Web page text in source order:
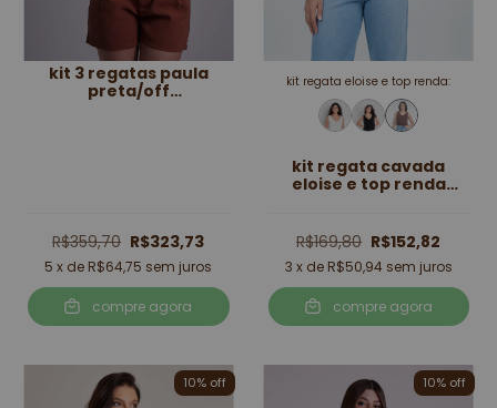
kit 3 regatas paula
preta/off
R$359,70 R$323,73
5 x de R$64,75 sem juros
compre agora
kit regata eloise e top renda:
kit regata cavada
eloise e top renda
R$169,80 R$152,82
3 x de R$50,94 sem juros
compre agora
10% off 10% off